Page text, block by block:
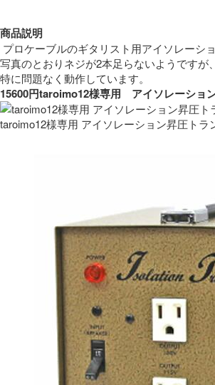
商品説明
プロケーブルのギタリスト用アイソレーシ
写真のとおりネジが2本足らないようですが、
15600円taroimo12様専用　アイソレーショ
taroimo12様専用 アイソレーション昇圧トラ